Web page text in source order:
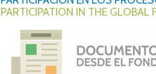
PARTICIPATION IN THE GLOBAL